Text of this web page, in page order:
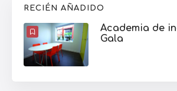
RECIÉN AÑADIDO
Academia de
Gala